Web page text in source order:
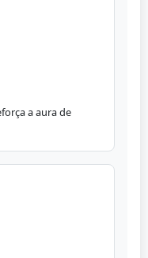
a aura de